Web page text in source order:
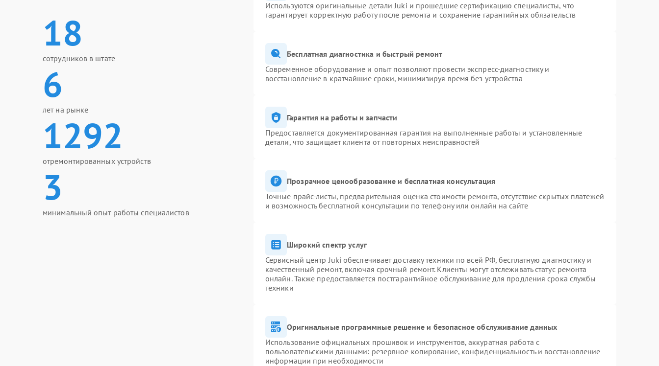
18
сотрудников в штате
6
лет на рынке
1292
отремонтированных устройств
3
минимальный опыт работы специалистов
Используются оригинальные детали Juki и прошедшие сертификацию специалисты, что
гарантирует корректную работу после ремонта и сохранение гарантийных обязательств
Бесплатная диагностика и быстрый ремонт
Современное оборудование и опыт позволяют провести экспресс-диагностику и
восстановление в кратчайшие сроки, минимизируя время без устройства
Гарантия на работы и запчасти
Предоставляется документированная гарантия на выполненные работы и установленные
детали, что защищает клиента от повторных неисправностей
Прозрачное ценообразование и бесплатная консультация
Точные прайс-листы, предварительная оценка стоимости ремонта, отсутствие скрытых платежей
и возможность бесплатной консультации по телефону или онлайн на сайте
Широкий спектр услуг
Сервисный центр Juki обеспечивает доставку техники по всей РФ, бесплатную диагностику и
качественный ремонт, включая срочный ремонт. Клиенты могут отслеживать статус ремонта
онлайн. Также предоставляется постгарантийное обслуживание для продления срока службы
техники
Оригинальные программные решение и безопасное обслуживание данных
Использование официальных прошивок и инструментов, аккуратная работа с
пользовательскими данными: резервное копирование, конфиденциальность и восстановление
информации при необходимости